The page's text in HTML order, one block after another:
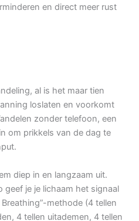
en direct meer rust
al is het maar tien
loslaten en voorkomt
zonder telefoon, een
om prikkels van de dag te
diep in en langzaam uit.
geef je je lichaam het signaal
methode (4 tellen
4 tellen uitademen, 4 tellen